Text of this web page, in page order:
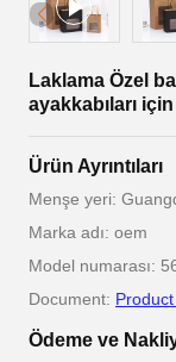
Laklama Özel
ayakkabıları için
Ürün Ayrıntıları
Menşe yeri:
Marka adı: oem
Model numarası:
Document:
Ödeme ve